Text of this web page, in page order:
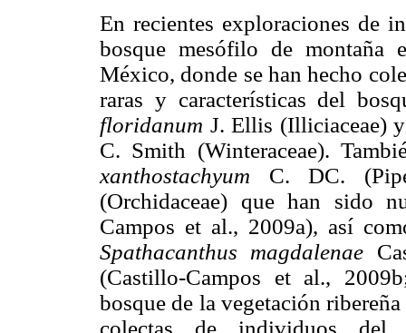
En recientes exploraciones de
bosque mesófilo de montaña
México, donde se han hecho
raras y características del
floridanum J. Ellis (Illiciaceae)
C. Smith (Winteraceae).
xanthostachyum C. DC.
(Orchidaceae) que han sido
Campos et al., 2009a), así
Spathacanthus magdalenae
(Castillo-Campos et al.,
bosque de la vegetación